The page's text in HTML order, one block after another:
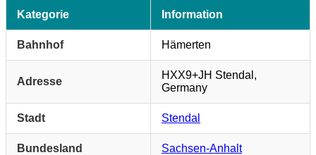
Kategorie Information
Bahnhof Hämerten
Adresse
HXX9+JH Stendal,
Germany
Stadt Stendal
Bundesland Sachsen-Anhalt